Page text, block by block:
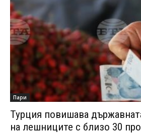
Пари
Турция повишава
на лешниците с близо 30